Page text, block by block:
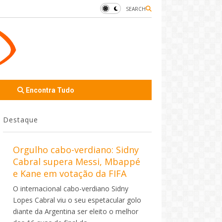
SEARCH
Encontra Tudo
Destaque
Orgulho cabo-verdiano: Sidny
Cabral supera Messi, Mbappé
e Kane em votação da FIFA
O internacional cabo-verdiano Sidny
Lopes Cabral viu o seu espetacular golo
diante da Argentina ser eleito o melhor